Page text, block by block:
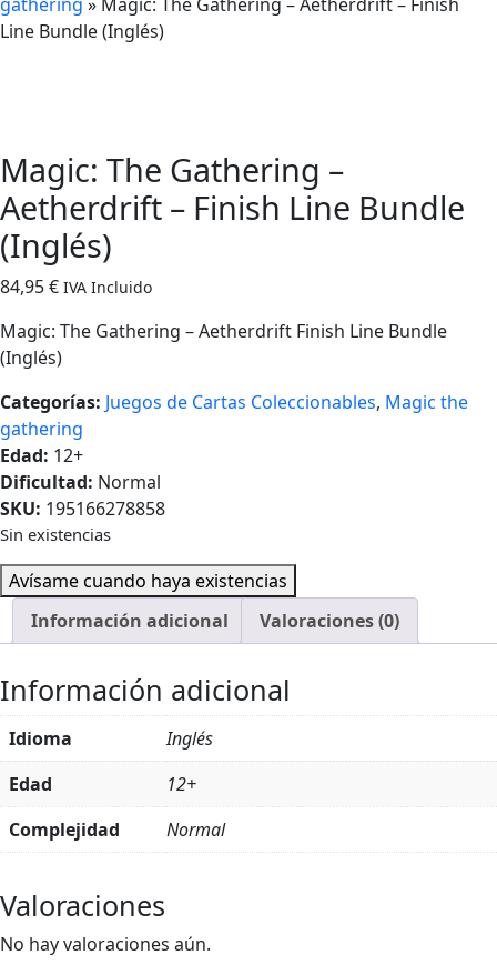
Line Bundle (Inglés)
Magic: The Gathering –
Aetherdrift – Finish Line Bundle
(Inglés)
84,95€ IVA Incluido
Magic: The Gathering – Aetherdrift Finish Line Bundle
(Inglés)
Categorías: Juegos de Cartas Coleccionables, Magic the
gathering
Edad: 12+
Dificultad: Normal
SKU: 195166278858
Sin existencias
Avísame cuando haya existencias
Información adicional
Valoraciones (0)
Información adicional
Idioma
Inglés
Edad
12+
Complejidad
Normal
Valoraciones
No hay valoraciones aún.